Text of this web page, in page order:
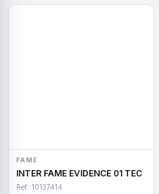
FAME
INTER FAME EVIDENCE 01 TEC
Ref: 10137414